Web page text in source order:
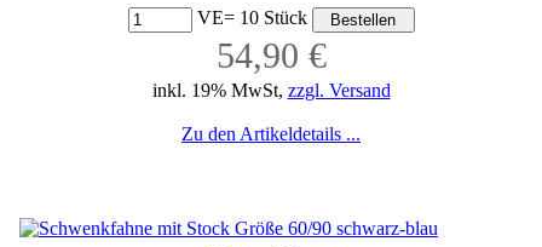
VE= 10 Stück
54,90 €
inkl. 19% MwSt, zzgl. Versand
Zu den Artikeldetails ...